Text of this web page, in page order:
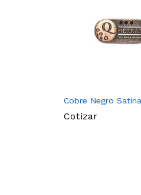
Cobre Negro
Cotizar